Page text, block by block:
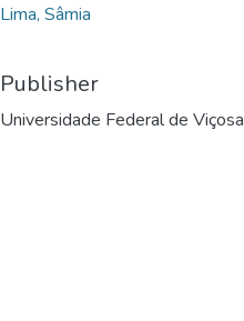
Lima, Sâmia
Publisher
Universidade Federal de Viçosa